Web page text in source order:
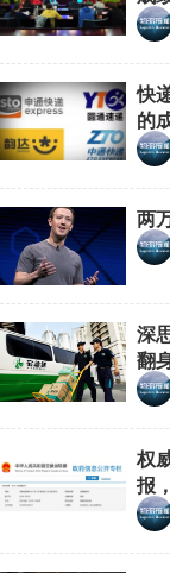
快
的
两
深
翻
权
报